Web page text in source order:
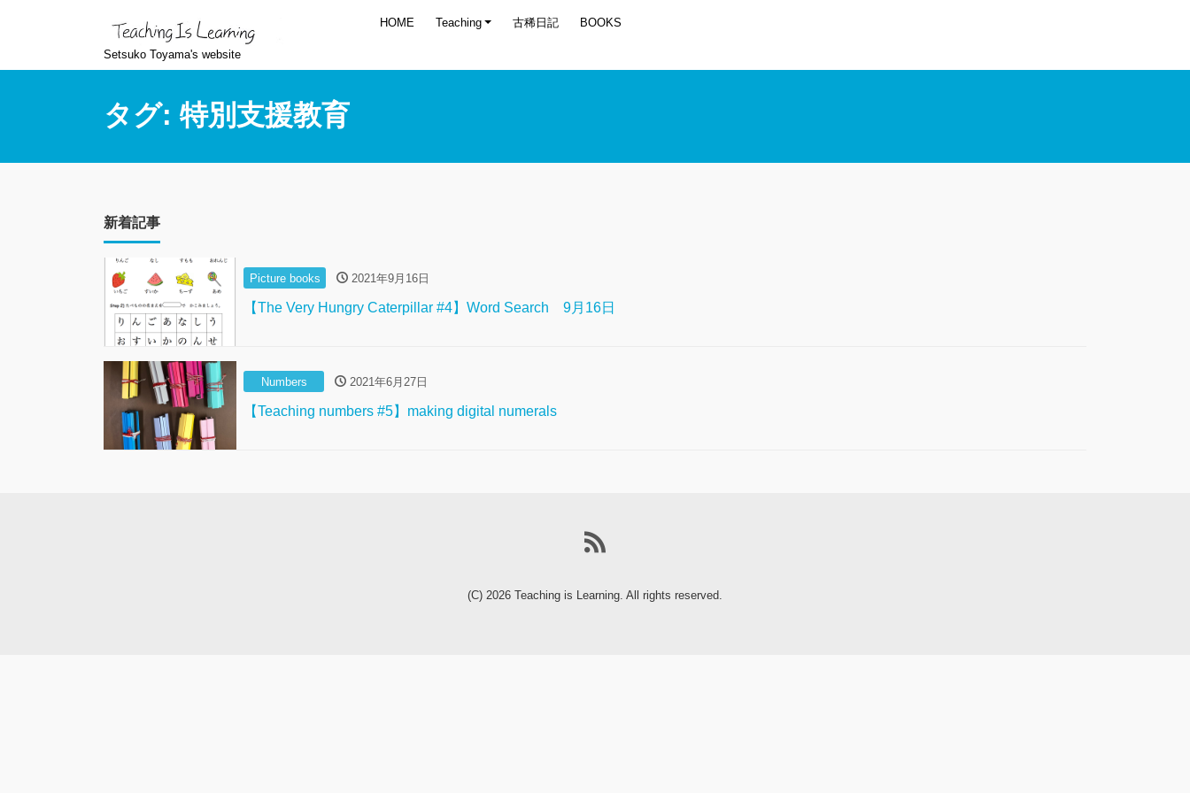
Setsuko Toyama's website
HOME Teaching 古稀日記 BOOKS
タグ: 特別支援教育
新着記事
Picture books 2021年9月16日
【The Very Hungry Caterpillar #4】Word Search 9月16日
Numbers 2021年6月27日
【Teaching numbers #5】making digital numerals
(C) 2026 Teaching is Learning. All rights reserved.